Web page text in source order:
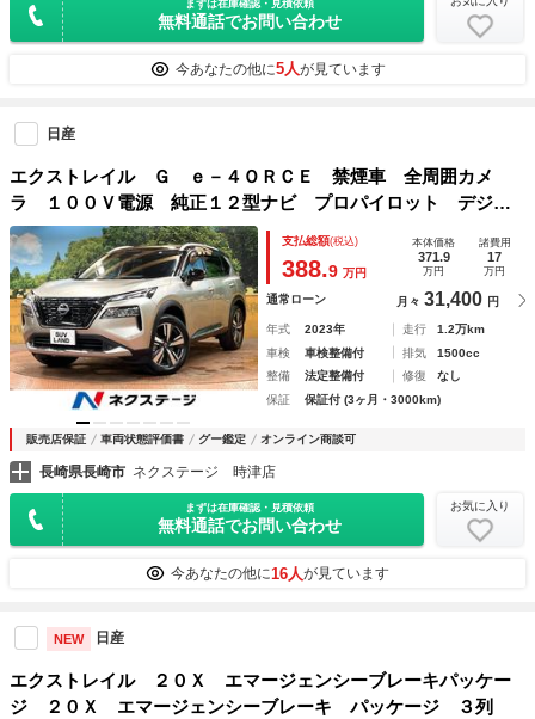
まずは在庫確認・見積依頼
無料通話でお問い合わせ
今あなたの他に5人が見ています
日産
エクストレイル Ｇ ｅ－４ＯＲＣＥ 禁煙車 全周囲カメ
ラ １００Ｖ電源 純正１２型ナビ プロパイロット デジタ
ルインナーミラー ブラインドスポットモニター 電動リアゲ
ート シートヒーター コーナーセンサー ルーフレール Ｅ
ＴＣ
支払総額(税込)
388.9 万円
本体価格
371.9
万円
諸費用
17
万円
通常ローン 月々 31,400 円
年式 2023年 走行
1.2万km
車検
車検整備付 排気
1500cc
整備
法定整備付 修復
なし
保証
保証付 (3ヶ月・3000km)
販売店保証 車両状態評価書 グー鑑定 オンライン商談可
長崎県長崎市 ネクステージ 時津店
まずは在庫確認・見積依頼
無料通話でお問い合わせ
お気に入り
今あなたの他に16人が見ています
NEW 日産
エクストレイル ２０Ｘ エマージェンシーブレーキパッケー
ジ ２０Ｘ エマージェンシーブレーキ パッケージ ３列